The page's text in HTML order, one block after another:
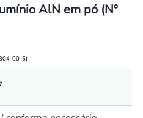
AlN em pó (Nº